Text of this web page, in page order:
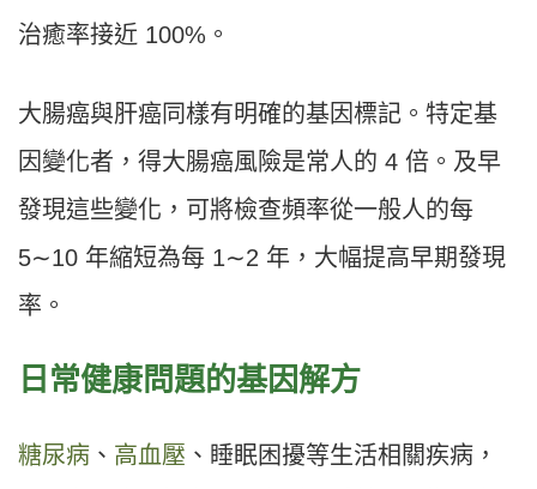
治癒率接近 100%。
大腸癌與肝癌同樣有明確的基因標記。特定基
因變化者，得大腸癌風險是常人的 4 倍。及早
發現這些變化，可將檢查頻率從一般人的每
5∼10 年縮短為每 1∼2 年，大幅提高早期發現
率。
日常健康問題的基因解方
糖尿病 、 高血壓 、睡眠困擾等生活相關疾病，